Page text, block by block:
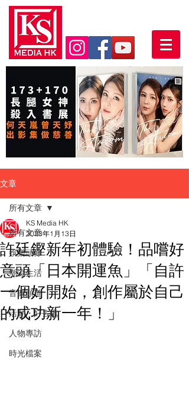
文章
所有文章
娛樂頭條
潮流生活
音樂頻道
活動・好去處
人物專訪
時光檔案
所有文章
許廷鏗新年初體驗！品嚐好
意頭「日本開運魚」「自許
一個好開始，創作屬於自己
的成功新一年！」
KS Media HK
2023年1月13日